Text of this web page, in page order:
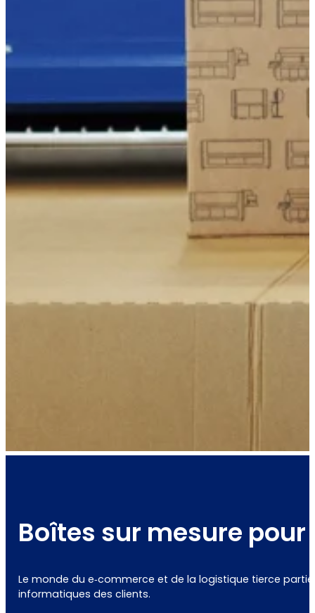
Boîtes sur mesure
Le monde du e‑commerce et de la logistique tierce
informatiques des clients.